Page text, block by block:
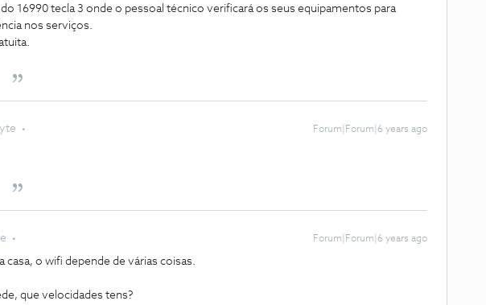
16990 tecla 3 onde o pessoal técnico verificará os seus equipamentos para
nos serviços.
Forum|Forum|6 years ago
Forum|Forum|6 years ago
casa, o wifi depende de várias coisas.
que velocidades tens?